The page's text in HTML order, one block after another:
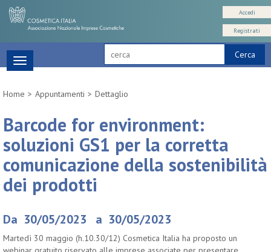
Cerca
Accedi
Registrati
Toggle
navigation
Home
Appuntamenti Dettaglio
Barcode for environment:
soluzioni GS1 per la corretta
comunicazione della sostenibilità
dei prodotti
Da 30/05/2023 a 30/05/2023
Martedì 30 maggio (h.10.30/12) Cosmetica Italia ha proposto un